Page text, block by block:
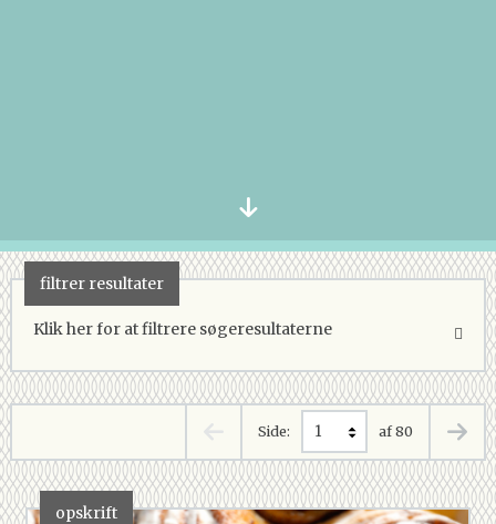
filtrer resultater
Klik her for at filtrere søgeresultaterne
Side: af 80
opskrift